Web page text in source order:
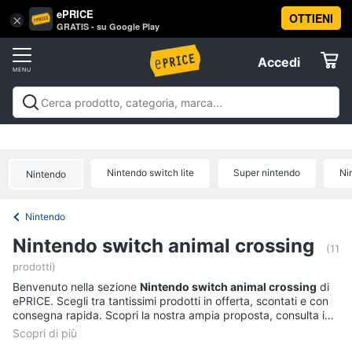
× ePRICE
GRATIS - su Google Play
OTTIENI
Accedi
Accedi
Registrati
Offerte
Tv
e
Home
Cinema
Vai
al
Nintendo Nintendo switch lite Super nintendo
Nintendo
Nintendo switch animal crossing
(11
prodotti)
Benvenuto nella sezione Nintendo switch animal crossing di
ePRICE. Scegli tra tantissimi prodotti in offerta, scontati e con
consegna rapida. Scopri la nostra ampia proposta, consulta i
prezzi e acquista comodamente online.